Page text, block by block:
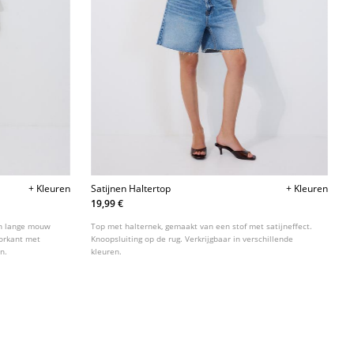
+ Kleuren
lange mouw
met
Satijnen Haltertop
+ Kleuren
19,99 €
Top met halternek, gemaakt van een stof met satijneffect.
Knoopsluiting op de rug. Verkrijgbaar in verschillende
kleuren.